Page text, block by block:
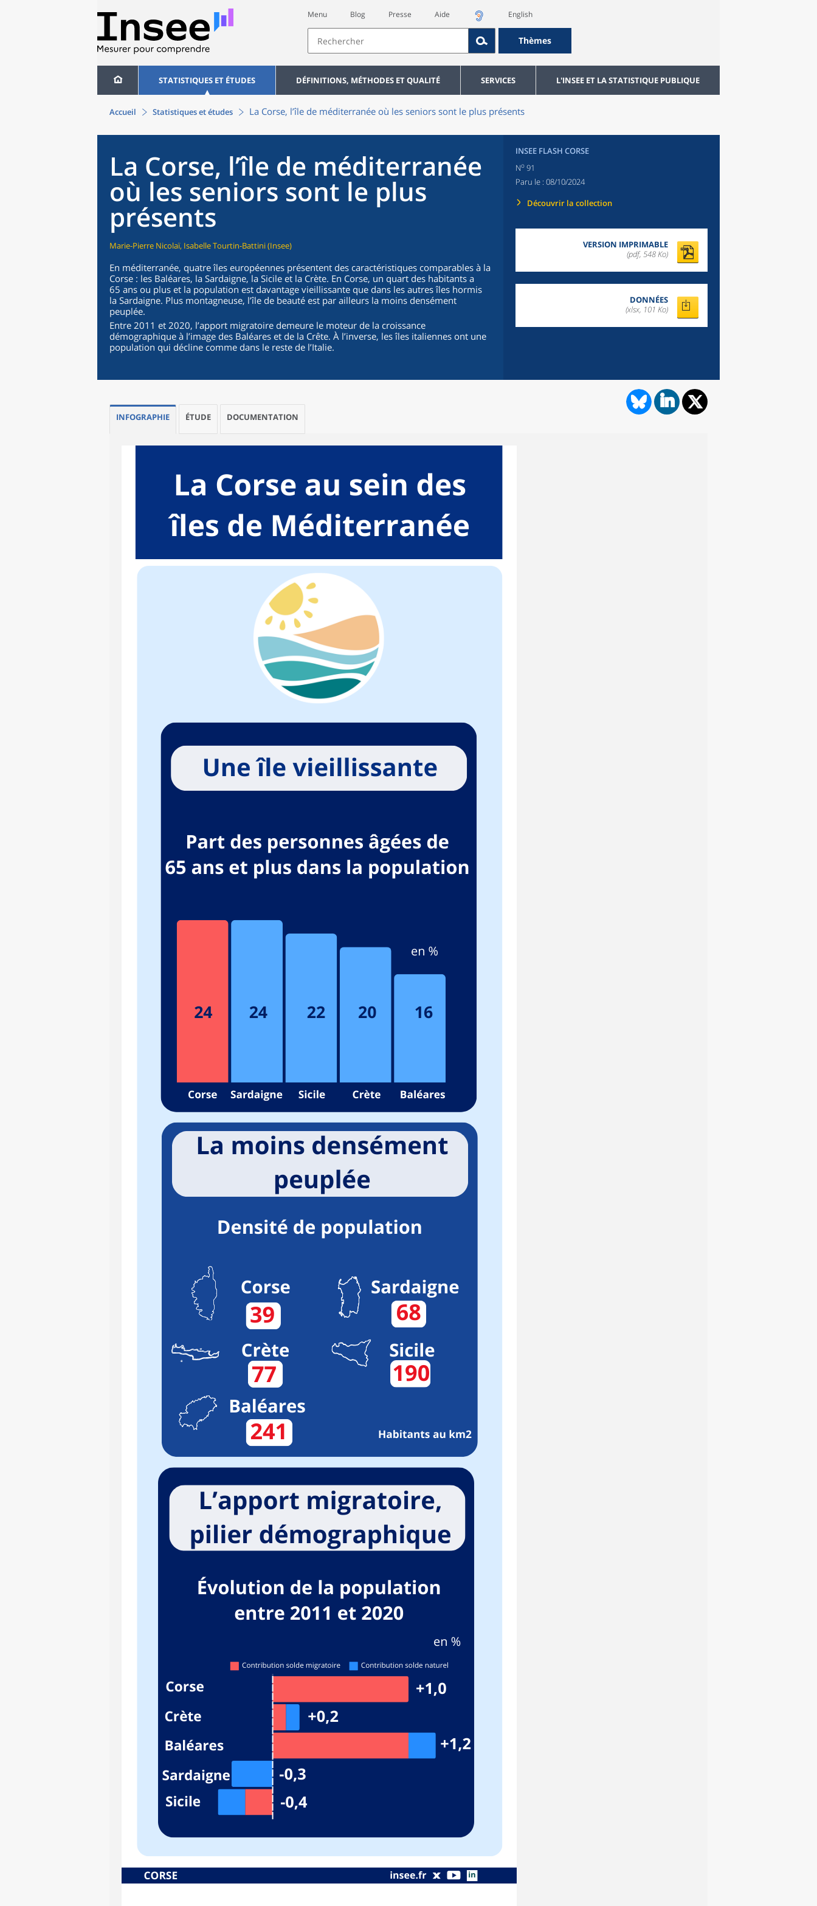
Menu Blog Presse Aide English
Thèmes
STATISTIQUES ET ÉTUDES DÉFINITIONS, MÉTHODES ET QUALITÉ SERVICES L'INSEE ET LA STATISTIQUE PUBLIQUE
Accueil Statistiques et études La Corse, l’île de méditerranée où les seniors sont le plus présents
La Corse, l’île de méditerranée
où les seniors sont le plus
présents
Marie-Pierre Nicolaï, Isabelle Tourtin-Battini (Insee)
En méditerranée, quatre îles européennes présentent des caractéristiques comparables à la
Corse : les Baléares, la Sardaigne, la Sicile et la Crète. En Corse, un quart des habitants a
65 ans ou plus et la population est davantage vieillissante que dans les autres îles hormis
la Sardaigne. Plus montagneuse, l’île de beauté est par ailleurs la moins densément
peuplée.
Entre 2011 et 2020, l’apport migratoire demeure le moteur de la croissance
démographique à l’image des Baléares et de la Crête. À l’inverse, les îles italiennes ont une
population qui décline comme dans le reste de l’Italie.
INSEE FLASH CORSE
No 91
Paru le : 08/10/2024
Découvrir la collection
VERSION IMPRIMABLE
(pdf, 548 Ko)
DONNÉES
(xlsx, 101 Ko)
INFOGRAPHIE ÉTUDE DOCUMENTATION